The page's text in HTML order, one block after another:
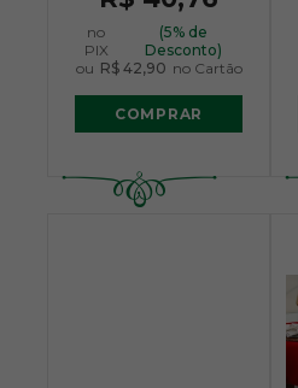
no
PIX
(5% de
Desconto)
ou R$ 42,90 no Cartão
COMPRAR